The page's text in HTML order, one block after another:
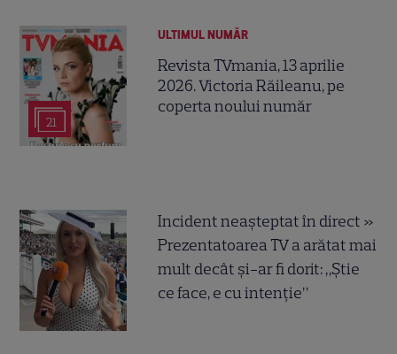
21
ULTIMUL NUMĂR
Revista TVmania, 13 aprilie
2026. Victoria Răileanu, pe
coperta noului număr
Incident neașteptat în direct »
Prezentatoarea TV a arătat mai
mult decât și-ar fi dorit: „Știe
ce face, e cu intenție”